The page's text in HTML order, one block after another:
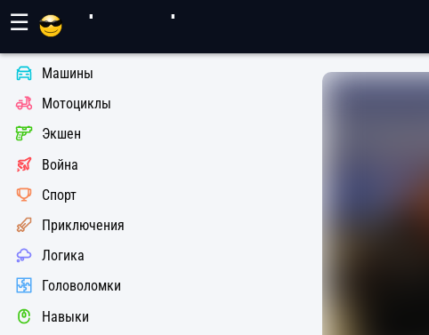
☰
Машины
Мотоциклы
Экшен
Война
Спорт
Приключения
Логика
Головоломки
Навыки